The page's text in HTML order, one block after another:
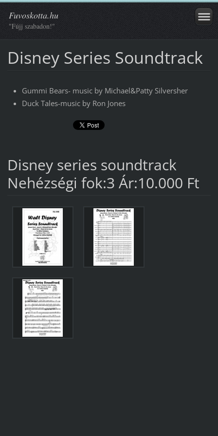
Fuvoskotta.hu
"Fújj szabadon!"
Disney Series Soundtrack
Gummi Bears- music by Michael&Patty Silversher
Duck Tales-music by Ron Jones
Disney series soundtrack
Nehézségi fok:3 Ár:10.000 Ft